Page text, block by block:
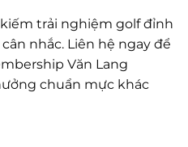
trải nghiệm golf đỉnh
nhắc. Liên hệ ngay để
Văn Lang
chuẩn mực khác